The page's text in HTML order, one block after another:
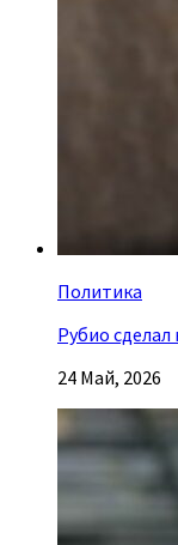
Политика
Рубио
24 Май, 2026